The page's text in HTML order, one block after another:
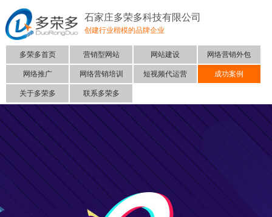
石家庄多荣多科技有限公司
创建行业楷模的品牌企业
多荣多首页 营销型网站 网站建设 网络营销外包
网络推广 网络营销培训 短视频代运营 成功案例
关于多荣多 联系多荣多